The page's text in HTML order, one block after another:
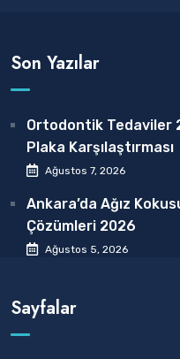
Son Yazılar
Ortodontik Tedaviler
Plaka Karşılaştırması
Ağustos 7, 2026
Ankara’da Ağız
Çözümleri 2026
Ağustos 5, 2026
Sayfalar